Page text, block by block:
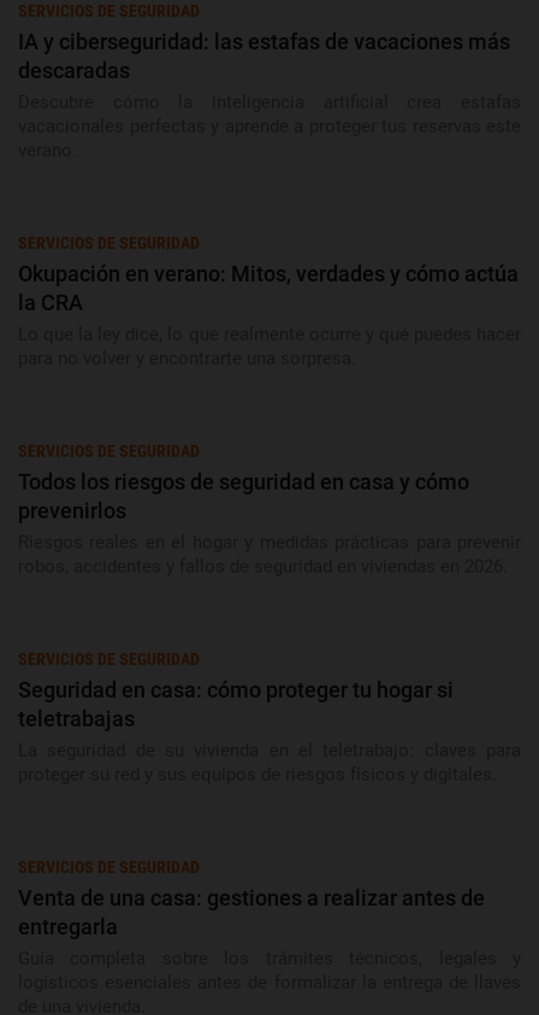
SERVICIOS DE SEGURIDAD
IA y ciberseguridad: las estafas de vacaciones más
descaradas
SERVICIOS DE SEGURIDAD
Okupación en verano: Mitos, verdades y cómo actúa
la CRA
SERVICIOS DE SEGURIDAD
Todos los riesgos de seguridad en casa y cómo
prevenirlos
SERVICIOS DE SEGURIDAD
Seguridad en casa: cómo proteger tu hogar si
teletrabajas
SERVICIOS DE SEGURIDAD
Venta de una casa: gestiones a realizar antes de
entregarla